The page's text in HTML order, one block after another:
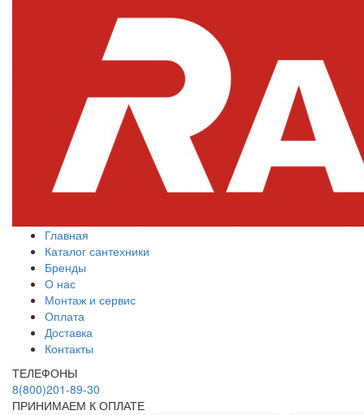
Главная
Каталог сантехники
Бренды
О нас
Монтаж и сервис
Оплата
Доставка
Контакты
ТЕЛЕФОНЫ
8(800)201-89-30
ПРИНИМАЕМ К ОПЛАТЕ